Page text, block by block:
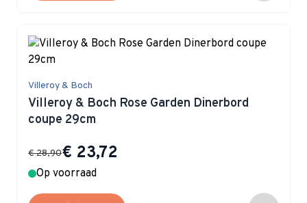
Villeroy & Boch
Villeroy & Boch Rose Garden Dinerbord
coupe 29cm
Special Price
€ 23,72
€ 28,90
Op voorraad